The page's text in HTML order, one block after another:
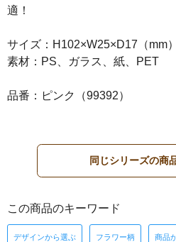
適！
サイズ：H102×W25×D17（mm）
素材：PS、ガラス、紙、PET
品番：ピンク（99392）
同じシリーズの商
この商品のキーワード
デザインから選ぶ フラワー柄 商品